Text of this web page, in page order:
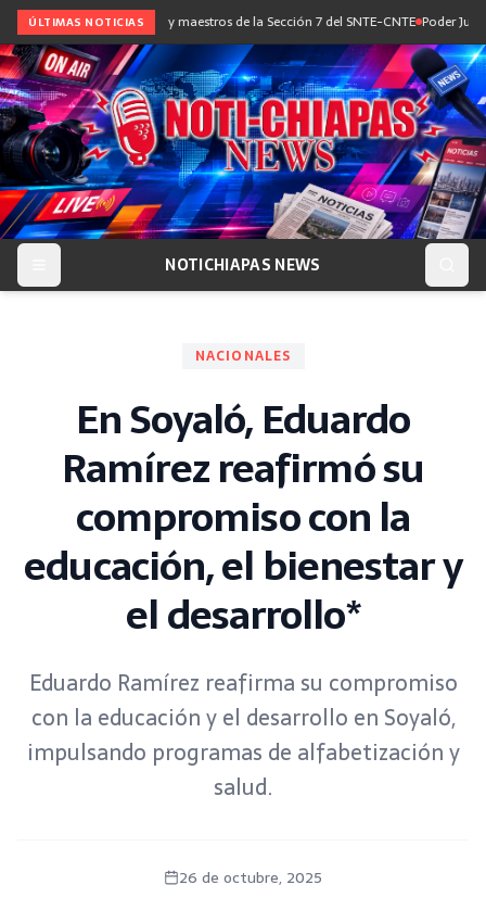
ÚLTIMAS NOTICIAS
con maestras y maestros de la Sección 7 del SNTE-CNTE Poder Judicial
NOTICHIAPAS NEWS
NACIONALES
En Soyaló, Eduardo
Ramírez reafirmó su
compromiso con la
educación, el bienestar y
el desarrollo*
Eduardo Ramírez reafirma su compromiso
con la educación y el desarrollo en Soyaló,
impulsando programas de alfabetización y
salud.
26 de octubre, 2025